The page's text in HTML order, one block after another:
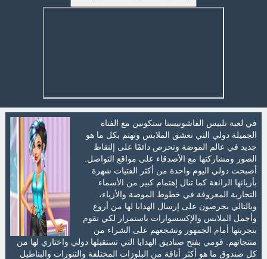
في لعبة تلبيس الفاشونيستا ستكونين مع الفتاة
الجميلة دولي التي تعشق الملابس وتهتم بكل ما هو
جديد في عالم الموضة وتحرص دائمًا على إلتقاط
الصور ومشاركتها مع الأصدقاء على مواقع التواصل.
أصبحت دولي اليوم واحدة من أكثر الفتيات شهرة
بأزيائها الرائعة كما تنال إهتمام كبير من الأسماء
التجارية المعروفة في خطوط الموضة والأزياء،
وبالتالي يحرصون على إرسال الهدايا لها من أروع
وأجمل الملابس والإكسسوارات باستمرار لكي تقوم
بتجربتها أمام الجمهور وتشجعهم على الشراء من
منتجاتهم. قومي بفتح صناديق الهدايا التي تستقبلها دولي واختاري لها من
كل صندوق ما هو أكثر أناقة من البلوزات المختلفة والتنورات والبناطيل